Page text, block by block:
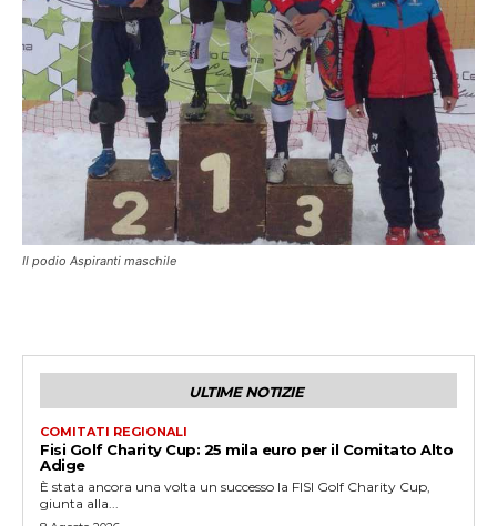
Il podio Aspiranti maschile
ULTIME NOTIZIE
COMITATI REGIONALI
Fisi Golf Charity Cup: 25 mila euro per il Comitato Alto
Adige
È stata ancora una volta un successo la FISI Golf Charity Cup,
giunta alla...